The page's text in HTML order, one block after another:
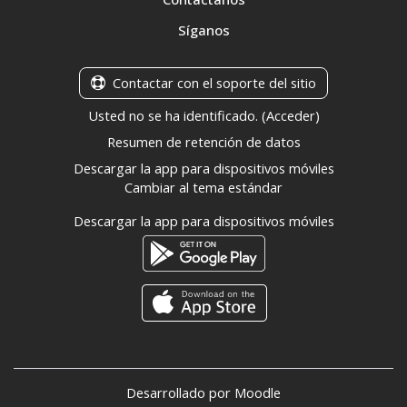
Síganos
Contactar con el soporte del sitio
Usted no se ha identificado. (Acceder)
Resumen de retención de datos
Descargar la app para dispositivos móviles
Cambiar al tema estándar
Descargar la app para dispositivos móviles
Desarrollado por Moodle